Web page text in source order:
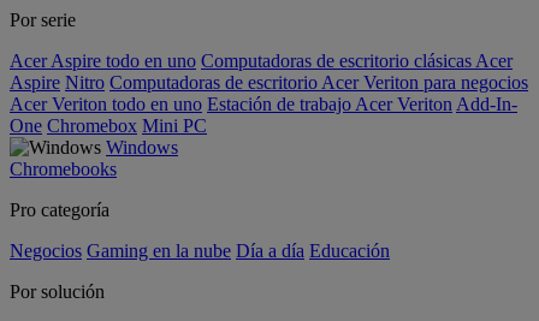
Por serie
Acer Aspire todo en uno Computadoras de escritorio clásicas Acer
Aspire Nitro Computadoras de escritorio Acer Veriton para negocios
Acer Veriton todo en uno Estación de trabajo Acer Veriton Add-In-
One Chromebox Mini PC
Windows
Chromebooks
Pro categoría
Negocios Gaming en la nube Día a día Educación
Por solución